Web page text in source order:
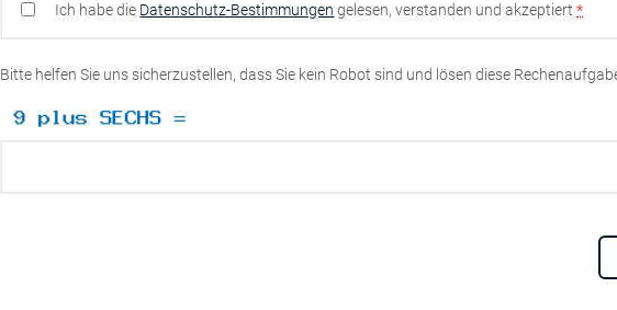
Ich habe die Datenschutz-Bestimmungen gelesen, verstanden und akzeptiert*
Bitte helfen Sie uns sicherzustellen, dass Sie kein Robot sind und lösen diese